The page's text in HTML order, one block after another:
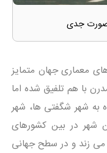
صورت جدی
معماری جهان متمایز
با هم تلفیق شده اما
شهر شگفتی ها، شهر
شهر در بین کشورهای
می زند و در سطح جهانی